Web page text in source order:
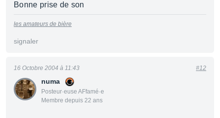
Bonne prise de son
les amateurs de bière
signaler
numa
Posteur·euse AFfamé·e
Membre depuis 22 ans
16 Octobre 2004 à 11:43 #12